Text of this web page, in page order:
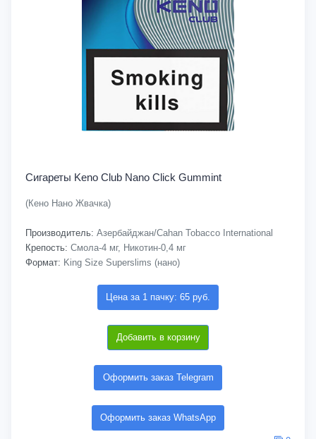
Сигареты Keno Club Nano Click Gummint
(Кено Нано Жвачка)
Производитель: Азербайджан/Cahan Tobacco International
Крепость: Смола-4 мг, Никотин-0,4 мг
Формат: King Size Superslims (нано)
Цена за 1 пачку: 65 руб.
Добавить в корзину
Оформить заказ Telegram
Оформить заказ WhatsApp